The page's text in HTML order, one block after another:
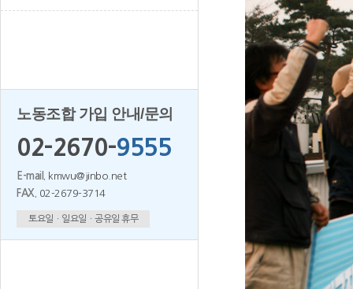
노동조합 가입 안내/문의
02-2670-9555
E-mail.
kmwu@jinbo.net
FAX.
02-2679-3714
토요일ㆍ일요일ㆍ공유일 휴무